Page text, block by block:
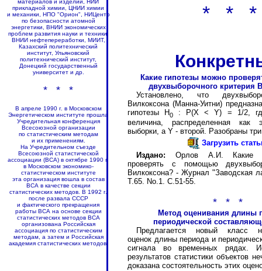
материалов и изделий, НИИ
прикладной химии, ЦНИИ химии
и механики, НПО "Орион", НИЦентр
по безопасности атомной
энергетики, ВНИИ экономических
проблем развития науки и техники,
ВНИИ нефтепереработки, МИИТ,
Казахский политехнический
институт, Ульяновский
политехнический институт,
Донецкий государственный
университет и др.
* * *
В апреле 1990 г. в Московском
Энергетическом институте прошла
Учредительная конференция
Всесоюзной организации
по статистическим методам
и их применениям.
На Учредительном съезде
Всесоюзной статистической
ассоциации (ВСА) в октябре 1990 г.
в Московском экономико-
статистическом институте
эта организация вошла в состав
ВСА в качестве секции
статистических методов. В 1992 г.
после развала СССР
и фактического прекращения
работы ВСА на основе секции
статистических методов ВСА
организована Российская
ассоциация по статистическим
методам, а затем и Российская
академия статистических методов.
* *
Какие гипотезы можно
двухвыборочного критерия
Установлено, что
Вилкоксона (Манна-Уитни)
гипотезы H0
: P(X < Y) = 1/2,
величина, распределенная как
выборки, а Y - второй. Разобраны
Загрузить
Издано: Орлов А.И. Какие
проверять с помощью
Вилкоксона? - Журнал "Заводская
Т.65. No.1. С.51-55.
* * *
Метод оценивания длины
периодической
Предлагается новый класс
оценок длины периода и
сигнала во временных рядах.
результатов статистики объектов
доказана состоятельность этих